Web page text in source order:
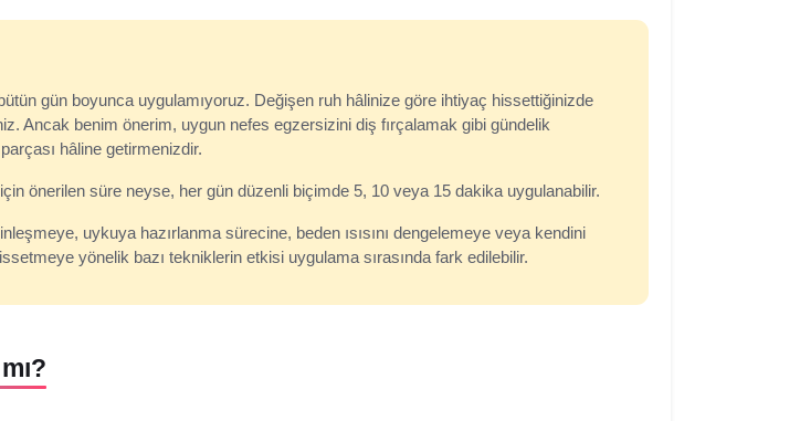
gün boyunca uygulamıyoruz. Değişen ruh hâlinize göre ihtiyaç hissettiğinizde
Ancak benim önerim, uygun nefes egzersizini diş fırçalamak gibi gündelik
hâline getirmenizdir.
önerilen süre neyse, her gün düzenli biçimde 5, 10 veya 15 dakika uygulanabilir.
uykuya hazırlanma sürecine, beden ısısını dengelemeye veya kendini
yönelik bazı tekniklerin etkisi uygulama sırasında fark edilebilir.